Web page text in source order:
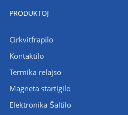
PRODUKTOJ
Cirkvitfrapilo
Kontaktilo
Termika relajso
Magneta startigilo
Elektronika Ŝaltilo